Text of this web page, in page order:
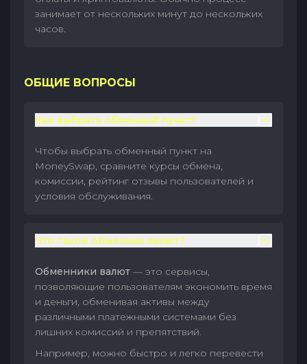
занимает от нескольких минут до нескольких
часов.
ОБЩИЕ ВОПРОСЫ
Как выбрать обменный пункт?
Чтобы выбрать обменный пункт на
MoneySwap, сравните курсы обмена,
комиссии, рейтинг отзывы пользователей и
условия обслуживания.
Что такое обменник валют?
Обменники валют — это сервисы,
позволяющие пользователям экономить время
и деньги, обменивая активы между
различными платежными системами без
лишних комиссий и препятствий.
Например, можно быстро и легко перевести